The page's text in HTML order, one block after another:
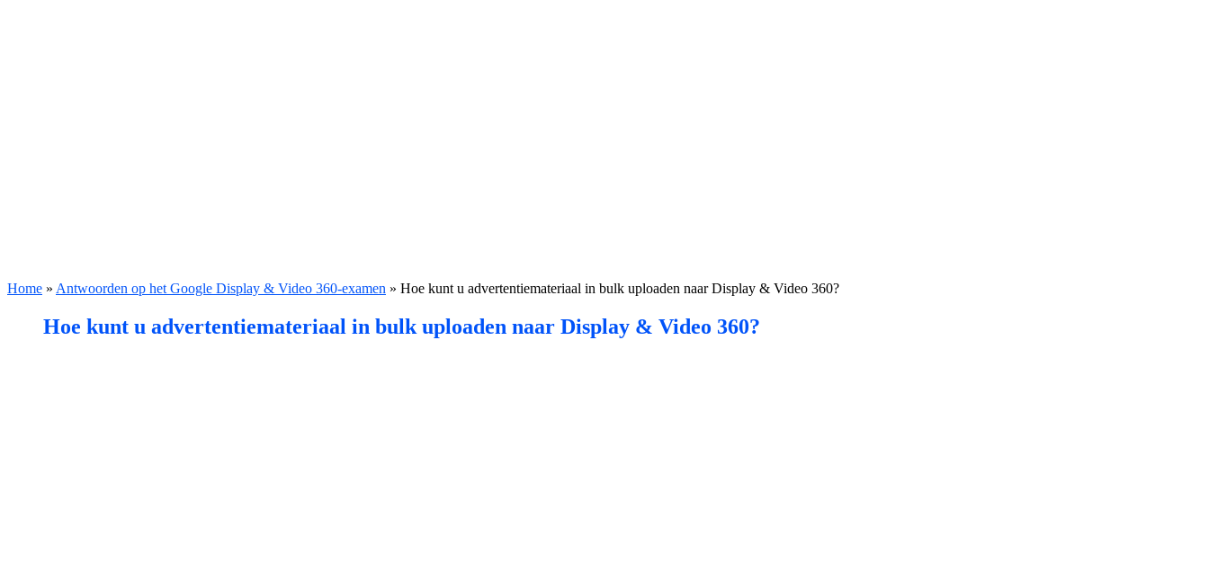
Home » Antwoorden op het Google Display & Video 360-examen » Hoe kunt u advertentiemateriaal in bulk uploaden naar Display & Video 360?
Hoe kunt u advertentiemateriaal in bulk uploaden naar Display & Video 360?